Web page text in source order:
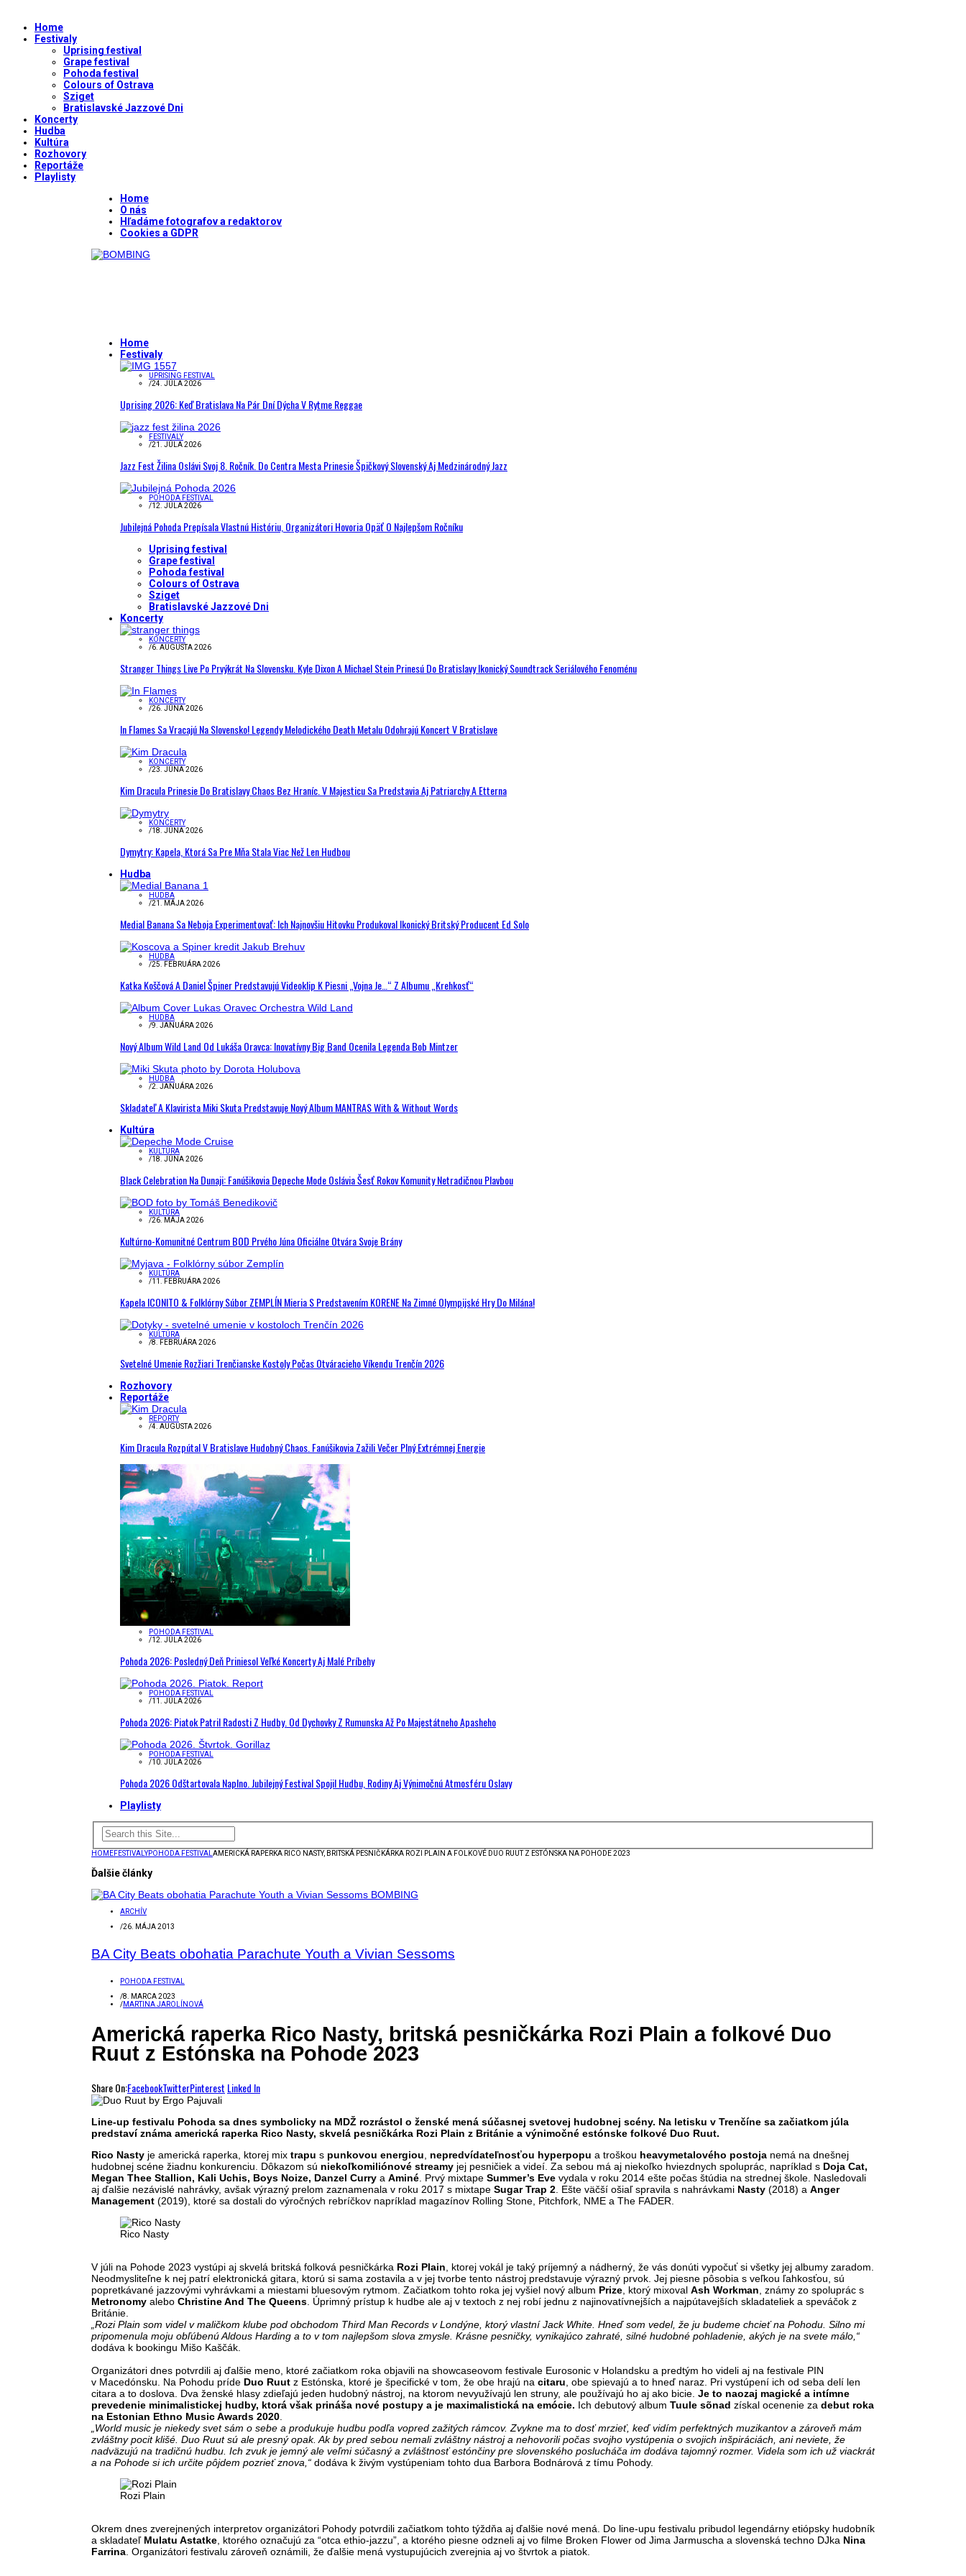
Home
Festivaly
Uprising festival
Grape festival
Pohoda festival
Colours of Ostrava
Sziget
Bratislavské Jazzové Dni
Koncerty
Hudba
Kultúra
Rozhovory
Reportáže
Playlisty
Home
O nás
Hľadáme fotografov a redaktorov
Cookies a GDPR
Home
Festivaly
UPRISING FESTIVAL
/24. JÚLA 2026
Uprising 2026: Keď Bratislava Na Pár Dní Dýcha V Rytme Reggae
FESTIVALY
/21. JÚLA 2026
Jazz Fest Žilina Oslávi Svoj 8. Ročník. Do Centra Mesta Prinesie Špičkový Slovenský Aj Medzinárodný Jazz
POHODA FESTIVAL
/12. JÚLA 2026
Jubilejná Pohoda Prepísala Vlastnú Históriu, Organizátori Hovoria Opäť O Najlepšom Ročníku
Uprising festival
Grape festival
Pohoda festival
Colours of Ostrava
Sziget
Bratislavské Jazzové Dni
Koncerty
KONCERTY
/6. AUGUSTA 2026
Stranger Things Live Po Prvýkrát Na Slovensku. Kyle Dixon A Michael Stein Prinesú Do Bratislavy Ikonický Soundtrack Seriálového Fenoménu
KONCERTY
/26. JÚNA 2026
In Flames Sa Vracajú Na Slovensko! Legendy Melodického Death Metalu Odohrajú Koncert V Bratislave
KONCERTY
/23. JÚNA 2026
Kim Dracula Prinesie Do Bratislavy Chaos Bez Hraníc. V Majesticu Sa Predstavia Aj Patriarchy A Etterna
KONCERTY
/18. JÚNA 2026
Dymytry: Kapela, Ktorá Sa Pre Mňa Stala Viac Než Len Hudbou
Hudba
HUDBA
/21. MÁJA 2026
Medial Banana Sa Neboja Experimentovať: Ich Najnovšiu Hitovku Produkoval Ikonický Britský Producent Ed Solo
HUDBA
/25. FEBRUÁRA 2026
Katka Koščová A Daniel Špiner Predstavujú Videoklip K Piesni „Vojna Je…“ Z Albumu „Krehkosť“
HUDBA
/9. JANUÁRA 2026
Nový Album Wild Land Od Lukáša Oravca: Inovatívny Big Band Ocenila Legenda Bob Mintzer
HUDBA
/2. JANUÁRA 2026
Skladateľ A Klavirista Miki Skuta Predstavuje Nový Album MANTRAS With & Without Words
Kultúra
KULTÚRA
/18. JÚNA 2026
Black Celebration Na Dunaji: Fanúšikovia Depeche Mode Oslávia Šesť Rokov Komunity Netradičnou Plavbou
KULTÚRA
/26. MÁJA 2026
Kultúrno-Komunitné Centrum BOD Prvého Júna Oficiálne Otvára Svoje Brány
KULTÚRA
/11. FEBRUÁRA 2026
Kapela ICONITO & Folklórny Súbor ZEMPLÍN Mieria S Predstavením KORENE Na Zimné Olympijské Hry Do Milána!
KULTÚRA
/8. FEBRUÁRA 2026
Svetelné Umenie Rozžiari Trenčianske Kostoly Počas Otváracieho Víkendu Trenčín 2026
Rozhovory
Reportáže
REPORTY
/4. AUGUSTA 2026
Kim Dracula Rozpútal V Bratislave Hudobný Chaos. Fanúšikovia Zažili Večer Plný Extrémnej Energie
POHODA FESTIVAL
/12. JÚLA 2026
Pohoda 2026: Posledný Deň Priniesol Veľké Koncerty Aj Malé Príbehy
POHODA FESTIVAL
/11. JÚLA 2026
Pohoda 2026: Piatok Patril Radosti Z Hudby. Od Dychovky Z Rumunska Až Po Majestátneho Apasheho
POHODA FESTIVAL
/10. JÚLA 2026
Pohoda 2026 Odštartovala Naplno. Jubilejný Festival Spojil Hudbu, Rodiny Aj Výnimočnú Atmosféru Oslavy
Playlisty
HOMEFESTIVALYPOHODA FESTIVAL AMERICKÁ RAPERKA RICO NASTY, BRITSKÁ PESNIČKÁRKA ROZI PLAIN A FOLKOVÉ DUO RUUT Z ESTÓNSKA NA POHODE 2023
Ďalšie články
ARCHÍV
/26. MÁJA 2013
BA City Beats obohatia Parachute Youth a Vivian Sessoms
POHODA FESTIVAL
/8. MARCA 2023
/MARTINA JAROLÍNOVÁ
Americká raperka Rico Nasty, britská pesničkárka Rozi Plain a folkové Duo
Ruut z Estónska na Pohode 2023
Share On:FacebookTwitterPinterest Linked In
Line-up festivalu Pohoda sa dnes symbolicky na MDŽ rozrástol o ženské mená súčasnej svetovej hudobnej scény. Na letisku v Trenčíne sa začiatkom júla
predstaví známa americká raperka Rico Nasty, skvelá pesničkárka Rozi Plain z Británie a výnimočné estónske folkové Duo Ruut.
Rico Nasty je americká raperka, ktorej mix trapu s punkovou energiou nepredvídateľnosťou hyperpopu a troškou heavymetalového postoja nemá na dnešnej
hudobnej scéne žiadnu konkurenciu. Dôkazom sú niekoľkomiliónové streamy jej pesničiek a videí. Za sebou má aj niekoľko hviezdnych spoluprác, napríklad s Doja Cat,
Megan Thee Stallion, Kali Uchis, Boys Noize, Danzel Curry a Aminé . Prvý mixtape Summer’s Eve vydala v roku 2014 ešte počas štúdia na strednej škole. Nasledovali
aj ďalšie nezávislé nahrávky, avšak výrazný prelom zaznamenala v roku 2017 s mixtape SugarTrap 2 . Ešte väčší ošiaľ spravila s nahrávkami Nasty (2018) a Anger
Management (2019), ktoré sa dostali do výročných rebríčkov napríklad magazínov Rolling Stone, Pitchfork, NME a The FADER.
Rico Nasty
V júli na Pohode 2023 vystúpi aj skvelá britská folková pesničkárka Rozi Plain , ktorej vokál je taký príjemný a nádherný, že vás donúti vypočuť si všetky jej albumy zaradom.
Neodmysliteľne k nej patrí elektronická gitara, ktorú si sama zostavila a v jej tvorbe tento nástroj predstavuje výrazný prvok. Jej piesne pôsobia s veľkou ľahkosťou, sú
popretkávané jazzovými vyhrávkami a miestami bluesovým rytmom. Začiatkom tohto roka jej vyšiel nový album Prize , ktorý mixoval Ash Workman , známy zo spoluprác s
Metronomy alebo Christine And The Queens . Úprimný prístup k hudbe ale aj v textoch z nej robí jednu z najinovatívnejších a najpútavejších skladateliek a speváčok z
Británie.
„Rozi Plain som videl v maličkom klube pod obchodom Third Man Records v Londýne, ktorý vlastní Jack White. Hneď som vedel, že ju budeme chcieť na Pohodu. Silno mi
pripomenula moju obľúbenú Aldous Harding a to v tom najlepšom slova zmysle. Krásne pesničky, vynikajúco zahraté, silné hudobné pohladenie, akých je na svete málo,“
dodáva k bookingu Mišo Kaščák.
Organizátori dnes potvrdili aj ďalšie meno, ktoré začiatkom roka objavili na showcaseovom festivale Eurosonic v Holandsku a predtým ho videli aj na festivale PIN
v Macedónsku. Na Pohodu príde Duo Ruut z Estónska, ktoré je špecifické v tom, že obe hrajú na citaru , obe spievajú a to hneď naraz. Pri vystúpení ich od seba delí len
citara a to doslova. Dva ženské hlasy zdieľajú jeden hudobný nástroj, na ktorom nevyužívajú len struny, ale používajú ho aj ako bicie. Je to naozaj magické a intímne
prevedenie minimalistickej hudby, ktorá však prináša nové postupy a je maximalistická na emócie. Ich debutový album Tuule sõnad získal ocenenie za debut roka
na Estonian Ethno Music Awards 2020
„World music je niekedy svet sám o sebe a produkuje hudbu podľa vopred zažitých rámcov. Zvykne ma to dosť mrzieť, keď vidím perfektných muzikantov a zároveň mám
zvláštny pocit klišé. Duo Ruut sú ale presný opak. Ak by pred sebou nemali zvláštny nástroj a nehovorili počas svojho vystúpenia o svojich inšpiráciách, ani neviete, že
nadväzujú na tradičnú hudbu. Ich zvuk je jemný ale veľmi súčasný a zvláštnosť estónčiny pre slovenského poslucháča im dodáva tajomný rozmer. Videla som ich už viackrát
a na Pohode si ich určite pôjdem pozrieť znova,“ dodáva k živým vystúpeniam tohto dua Barbora Bodnárová z tímu Pohody.
Rozi Plain
Okrem dnes zverejnených interpretov organizátori Pohody potvrdili začiatkom tohto týždňa aj ďalšie nové mená. Do line-upu festivalu pribudol legendárny etiópsky hudobník
a skladateľ Mulatu Astatke , ktorého označujú za “otca ethio-jazzu”, a ktorého piesne odzneli aj vo filme Broken Flower od Jima Jarmuscha a slovenská techno DJka Nina
Farrina . Organizátori festivalu zároveň oznámili, že ďalšie mená vystupujúcich zverejnia aj vo štvrtok a piatok.